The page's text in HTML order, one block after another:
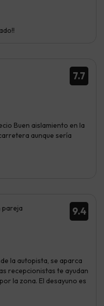
7.7
Buen aislamiento en la
aunque sería
9.4
pareja
la autopista, se aparca
recepcionistas te ayudan
la zona. El desayuno es